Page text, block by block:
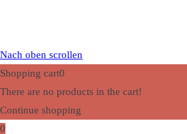
Nach oben scrollen
Shopping cart0
There are no products in the cart!
Continue shopping
0